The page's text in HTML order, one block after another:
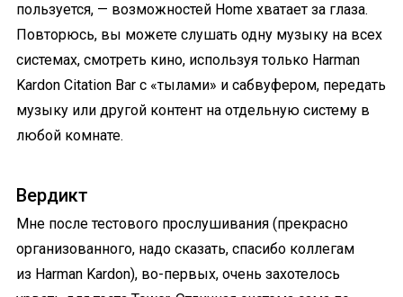
пользуется, — возможностей Home хватает за глаза.
Повторюсь, вы можете слушать одну музыку на всех
системах, смотреть кино, используя только Harman
Kardon Citation Bar с «тылами» и сабвуфером, передать
музыку или другой контент на отдельную систему в
любой комнате.
Вердикт
Мне после тестового прослушивания (прекрасно
организованного, надо сказать, спасибо коллегам
из Harman Kardon), во-первых, очень захотелось